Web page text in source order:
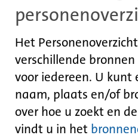
Contact
Het
verschillende
voor iedereen. U kunt
naam, plaats en/of
over hoe u zoekt en
vindt u in het